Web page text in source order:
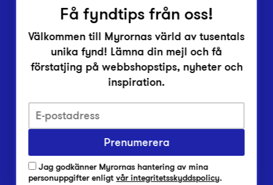
Integritetsskyddspolicy
Har du frågor om onlineköp, leverans eller retur?
Har du frågor om vår verksamhet?
Vanliga frågor om Myrorna
Få fyndtips från oss!
Välkommen till Myrornas värld av tusentals
unika fynd! Lämna din mejl och få
förstatjing på webbshopstips, nyheter och
inspiration.
Prenumerera
Jag godkänner Myrornas hantering av mina
personuppgifter enligtvår integritetsskyddspolicy.